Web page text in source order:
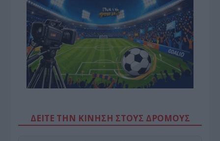
ΔΕΙΤΕ ΤΗΝ ΚΙΝΗΣΗ ΣΤΟΥΣ ΔΡΌΜΟΥΣ